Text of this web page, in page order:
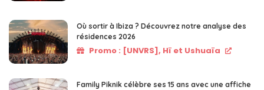
Où sortir à Ibiza ? Découvrez notre analyse des
résidences 2026
Promo : [UNVRS], Hï et Ushuaïa
Family Piknik célèbre ses 15 ans avec une affiche